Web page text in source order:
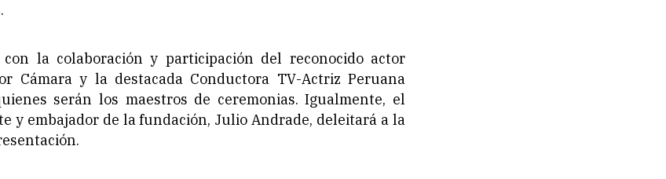
la colaboración y participación del reconocido actor
Cámara y la destacada Conductora TV-Actriz Peruana
serán los maestros de ceremonias. Igualmente, el
y embajador de la fundación, Julio Andrade, deleitará a la